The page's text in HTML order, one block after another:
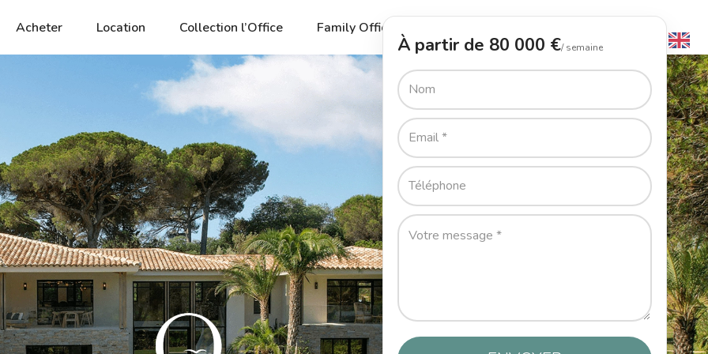
Acheter Location Collection l’Office Family Office
À partir de 80 000 €/ semaine